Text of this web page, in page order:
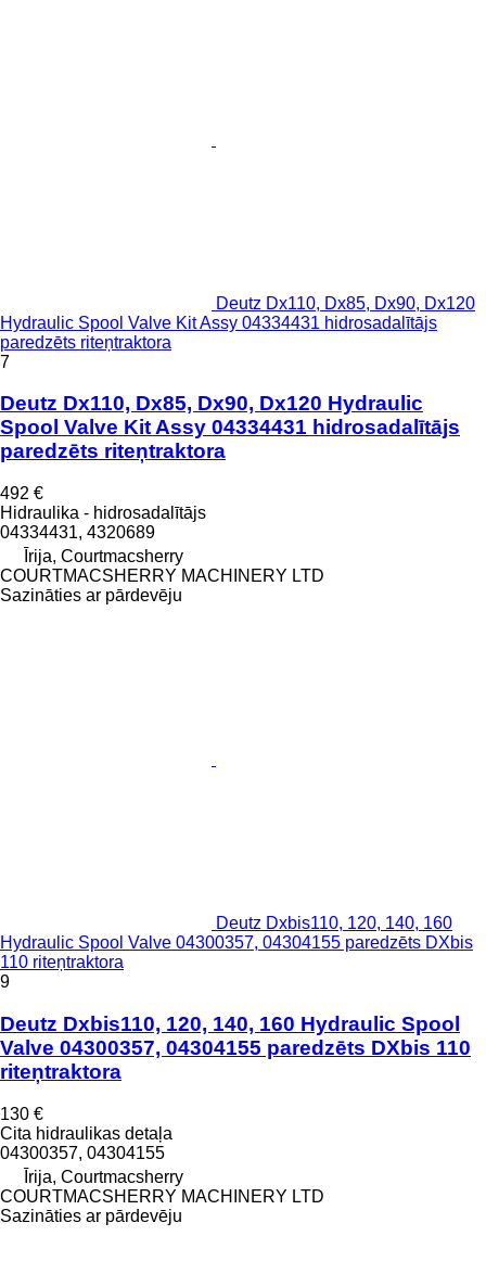
Deutz Dx110, Dx85, Dx90, Dx120
Hydraulic Spool Valve Kit Assy 04334431 hidrosadalītājs
paredzēts riteņtraktora
7
Deutz Dx110, Dx85, Dx90, Dx120 Hydraulic
Spool Valve Kit Assy 04334431 hidrosadalītājs
paredzēts riteņtraktora
492 €
Hidraulika - hidrosadalītājs
04334431, 4320689
Īrija, Courtmacsherry
COURTMACSHERRY MACHINERY LTD
Sazināties ar pārdevēju
Deutz Dxbis110, 120, 140, 160
Hydraulic Spool Valve 04300357, 04304155 paredzēts DXbis
110 riteņtraktora
9
Deutz Dxbis110, 120, 140, 160 Hydraulic Spool
Valve 04300357, 04304155 paredzēts DXbis 110
riteņtraktora
130 €
Cita hidraulikas detaļa
04300357, 04304155
Īrija, Courtmacsherry
COURTMACSHERRY MACHINERY LTD
Sazināties ar pārdevēju